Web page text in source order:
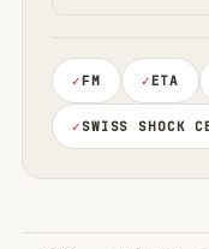
FM ETA
SWISS SHOCK